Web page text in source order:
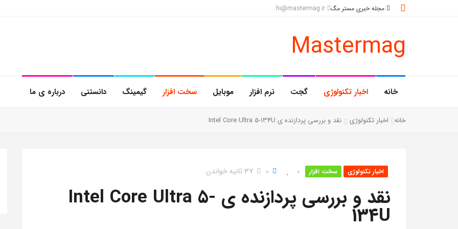
مجله خبری مستر مگ
Mastermag
خانه اخبار تکنولوژی گجت نرم افزار موبایل سخت افزار گیمینگ دانستنی درباره ی ما
خانه اخبار تکنولوژی نقد و بررسی پردازنده ی Intel Core Ultra 5-134U
اخبار تکنولوژی سخت افزار 0
0 37 ثانیه خواندن
نقد و بررسی پردازنده ی Intel Core Ultra 5-
134U